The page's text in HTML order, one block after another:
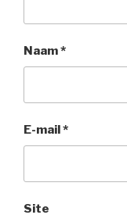
Naam*
E-mail*
Site